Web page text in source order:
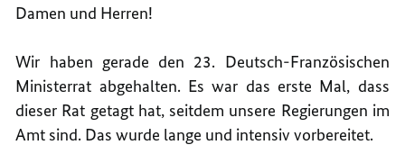
Damen und Herren!
Wir haben gerade den 23. Deutsch-Französischen
Ministerrat abgehalten. Es war das erste Mal, dass
dieser Rat getagt hat, seitdem unsere Regierungen im
Amt sind. Das wurde lange und intensiv vorbereitet.